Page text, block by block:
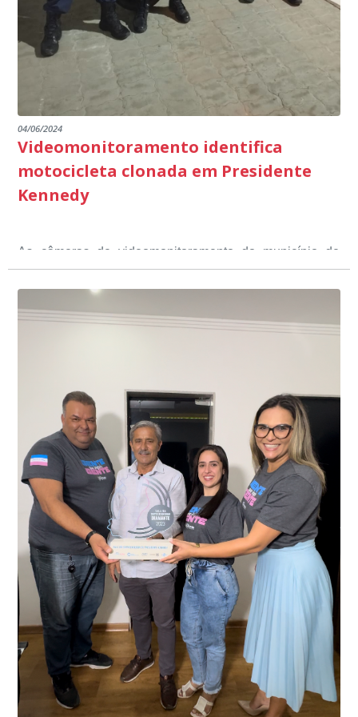
escuta pública.
04/06/2024
Videomonitoramento identifica
motocicleta clonada em Presidente
Kennedy
As câmeras de videomonitoramento do município de
Presidente Kennedy identificaram neste fim de semana,
01 de junho, uma motocicleta com indícios de
adulteração, imediatamente, a central de
videomonitoramento acionou a Guarda Civil Municipal,
Durante a abordagem a adulteração foi comprovada,
através da conferência do Chassi, a motocicleta, bem
conta do sistema de videomonitoramento instalado
recentemente em todo o município de Presidente
Kennedy, o sistema é integrado com outros municípios
do país, sendo possível a identificação de veículos por
meio do cruzamento de informações, nesse caso
específico, com dados de uma cidade do Estado do Rio
de Janeiro.
“Mais de 100 câmeras foram instaladas na sede e no
interior de Presidente Kennedy, garantindo mais
segurança à população, seja nas ruas, no comércio, os
produtores agropecuários. Estamos no rumo certo,
parabéns a todos os servidores que contribuem para a
segurança da nossa cidade”, destaca o prefeito Dorlei
Fontão.